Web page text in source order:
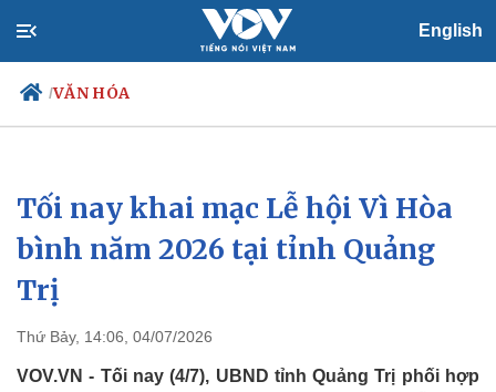
English
/VĂN HÓA
Chính trị
Đảng
Tổ chức nhân sự
Quốc hội
Nhận diện sự thật
Xã hội
Tin 24h
Dự báo thời tiết
Tối nay khai mạc Lễ hội Vì Hòa
bình năm 2026 tại tỉnh Quảng
Trị
Thứ Bảy, 14:06, 04/07/2026
VOV.VN - Tối nay (4/7), UBND tỉnh Quảng Trị phối hợp